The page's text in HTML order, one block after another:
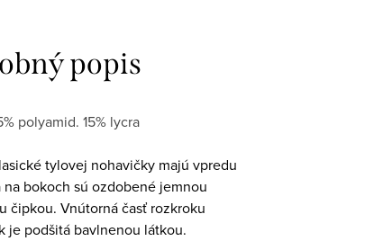
popis
polyamid. 15% lycra
tylovej nohavičky majú vpredu
na bokoch sú ozdobené jemnou
čipkou. Vnútorná časť rozkroku
je podšitá bavlnenou látkou.